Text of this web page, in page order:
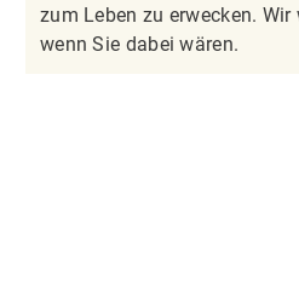
zum Leben zu erwecken.
wenn Sie dabei wären.